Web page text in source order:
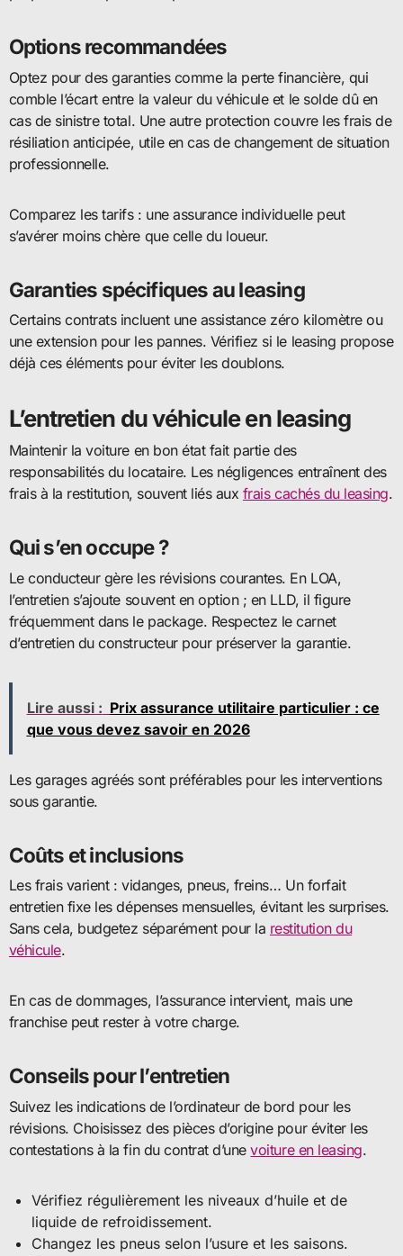
Options recommandées
Optez pour des garanties comme la perte financière, qui
comble l’écart entre la valeur du véhicule et le solde dû en
cas de sinistre total. Une autre protection couvre les frais de
résiliation anticipée, utile en cas de changement de situation
professionnelle.
Comparez les tarifs : une assurance individuelle peut
s’avérer moins chère que celle du loueur.
Garanties spécifiques au leasing
Certains contrats incluent une assistance zéro kilomètre ou
une extension pour les pannes. Vérifiez si le leasing propose
déjà ces éléments pour éviter les doublons.
L’entretien du véhicule en leasing
Maintenir la voiture en bon état fait partie des
responsabilités du locataire. Les négligences entraînent des
frais à la restitution, souvent liés aux frais cachés du leasing.
Qui s’en occupe ?
Le conducteur gère les révisions courantes. En LOA,
l’entretien s’ajoute souvent en option ; en LLD, il figure
fréquemment dans le package. Respectez le carnet
d’entretien du constructeur pour préserver la garantie.
Lire aussi : Prix assurance utilitaire particulier : ce
que vous devez savoir en 2026
Les garages agréés sont préférables pour les interventions
sous garantie.
Coûts et inclusions
Les frais varient : vidanges, pneus, freins… Un forfait
entretien fixe les dépenses mensuelles, évitant les surprises.
Sans cela, budgetez séparément pour la restitution du
véhicule.
En cas de dommages, l’assurance intervient, mais une
franchise peut rester à votre charge.
Conseils pour l’entretien
Suivez les indications de l’ordinateur de bord pour les
révisions. Choisissez des pièces d’origine pour éviter les
contestations à la fin du contrat d’unevoiture en leasing.
Vérifiez régulièrement les niveaux d’huile et de
liquide de refroidissement.
Changez les pneus selon l’usure et les saisons.